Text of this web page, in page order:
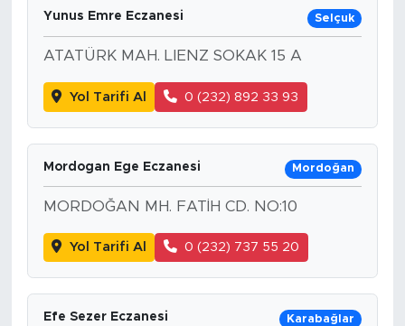
Yunus Emre Eczanesi Selçuk
ATATÜRK MAH. LIENZ SOKAK 15 A
Yol Tarifi Al 0 (232) 892 33 93
Mordogan Ege Eczanesi Mordoğan
MORDOĞAN MH. FATİH CD. NO:10
Yol Tarifi Al 0 (232) 737 55 20
Efe Sezer Eczanesi Karabağlar